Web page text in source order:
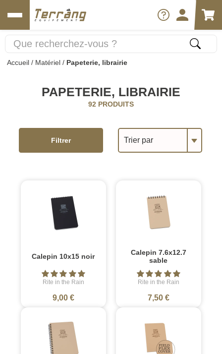
Accueil / Matériel / Papeterie, librairie
PAPETERIE, LIBRAIRIE
92 PRODUITS
Trier par
Filtrer
Calepin 10x15 noir
Rite in the Rain
9,00 €
Calepin 7.6x12.7
sable
Rite in the Rain
7,50 €